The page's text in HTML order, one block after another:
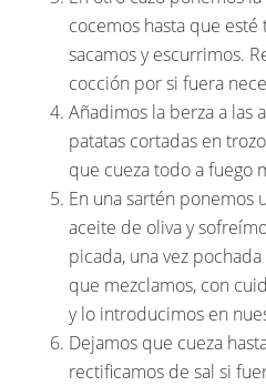
cocemos hasta que esté
sacamos y escurrimos.
cocción por si fuera
Añadimos la berza a las
patatas cortadas en
que cueza todo a fuego
En una sartén ponemos
aceite de oliva y
picada, una vez
que mezclamos, con
y lo introducimos en
Dejamos que cueza
rectificamos de sal si